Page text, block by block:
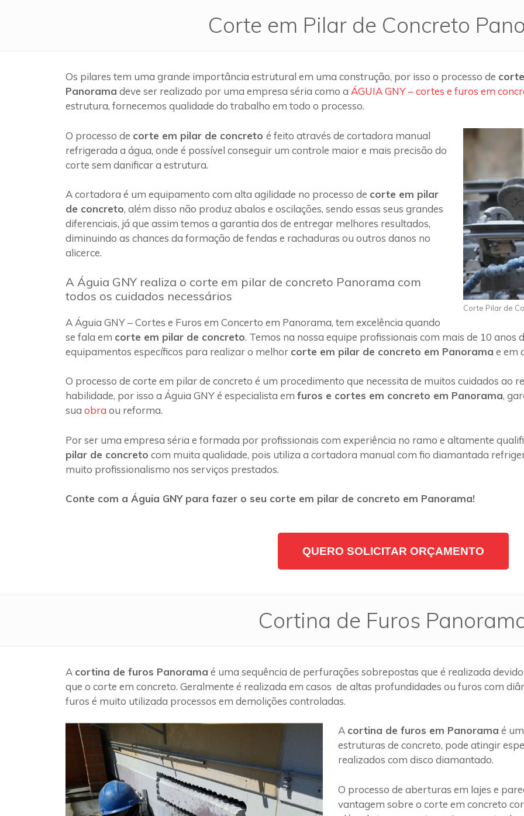
Corte em Pilar de Concreto
Os pilares tem uma grande importância estrutural em uma construção, por isso o processo de
Panorama deve ser realizado por uma empresa séria como a ÁGUIA GNY – cortes e furos em
estrutura, fornecemos qualidade do trabalho em todo o processo.
Corte Pilar de
O processo de corte em pilar de concreto é feito através de cortadora manual
refrigerada a água, onde é possível conseguir um controle maior e mais precisão do
corte sem danificar a estrutura.
A cortadora é um equipamento com alta agilidade no processo de corte em pilar
de concreto, além disso não produz abalos e oscilações, sendo essas seus grandes
diferenciais, já que assim temos a garantia dos de entregar melhores resultados,
diminuindo as chances da formação de fendas e rachaduras ou outros danos no
alicerce.
A Águia GNY realiza o corte em pilar de concreto Panorama com
todos os cuidados necessários
A Águia GNY – Cortes e Furos em Concerto em Panorama, tem excelência quando
se fala em corte em pilar de concreto. Temos na nossa equipe profissionais com mais de 10 anos
equipamentos específicos para realizar o melhor corte em pilar de concreto em Panorama e em
O processo de corte em pilar de concreto é um procedimento que necessita de muitos cuidados ao
habilidade, por isso a Águia GNY é especialista em furos e cortes em concreto em Panorama,
sua obra ou reforma.
Por ser uma empresa séria e formada por profissionais com experiência no ramo e altamente
pilar de concreto com muita qualidade, pois utiliza a cortadora manual com fio diamantada
muito profissionalismo nos serviços prestados.
Conte com a Águia GNY para fazer o seu corte em pilar de concreto em Panorama!
QUERO SOLICITAR ORÇAMENTO
Cortina de Furos
A cortina de furos Panorama é uma sequência de perfurações sobrepostas que é realizada
que o corte em concreto. Geralmente é realizada em casos de altas profundidades ou furos com
furos é muito utilizada processos em demolições controladas.
A cortina de furos em Panorama é
estruturas de concreto, pode atingir
realizados com disco diamantado.
O processo de aberturas em lajes e
vantagem sobre o corte em concreto